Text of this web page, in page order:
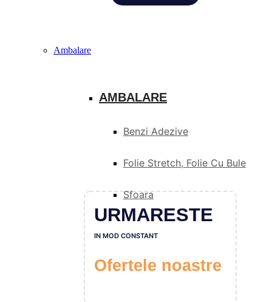
Ambalare
AMBALARE
Benzi Adezive
Folie Stretch, Folie Cu Bule
Sfoara
URMARESTE
IN MOD CONSTANT
Ofertele noastre